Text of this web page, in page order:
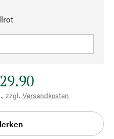
zzgl. Versandkosten